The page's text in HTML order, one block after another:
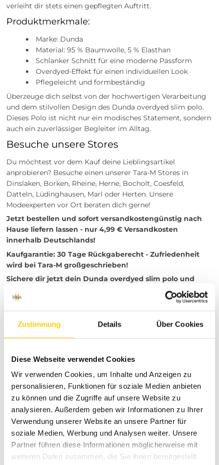
Zustimmung Details Über Cookies
Diese Webseite verwendet Cookies
Wir verwenden Cookies, um Inhalte und Anzeigen zu
personalisieren, Funktionen für soziale Medien anbieten
zu können und die Zugriffe auf unsere Website zu
analysieren. Außerdem geben wir Informationen zu Ihrer
Verwendung unserer Website an unsere Partner für
soziale Medien, Werbung und Analysen weiter. Unsere
Partner führen diese Informationen möglicherweise mit
weiteren Daten zusammen, die Sie ihnen bereitgestellt
verleiht dir stets einen gepflegten Auftritt.
Produktmerkmale:
Marke: Dunda
Material: 95 % Baumwolle, 5 % Elasthan
Schlanker Schnitt für eine moderne Passform
Overdyed-Effekt für einen individuellen Look
Pflegeleicht und formbeständig
Überzeuge dich selbst von der hochwertigen Verarbeitung
und dem stilvollen Design des Dunda overdyed slim polo.
Dieses Polo ist nicht nur ein modisches Statement, sondern
auch ein zuverlässiger Begleiter im Alltag.
Besuche unsere Stores
Du möchtest vor dem Kauf deine Lieblingsartikel
anprobieren? Besuche einen unserer Tara-M Stores in
Dinslaken, Borken, Rheine, Herne, Bocholt, Coesfeld,
Datteln, Lüdinghausen, Marl oder Herten. Unsere
Modeexperten vor Ort beraten dich gerne!
Jetzt bestellen und sofort versandkostengünstig nach
Hause liefern lassen - nur 4,99 € Versandkosten
innerhalb Deutschlands!
Kaufgarantie: 30 Tage Rückgaberecht - Zufriedenheit
wird bei Tara-M großgeschrieben!
Sichere dir jetzt dein Dunda overdyed slim polo und
Bei Tara-M findest du eine vielfältige Auswahl an
Angebot richtet sich an modebewusste Kunden, die Wert
auf Qualität, Stil und individuellen Ausdruck legen.
erstklassigen Kundenservice.
RETOURE / REKLAMATION
MARKENINFORMATIONEN